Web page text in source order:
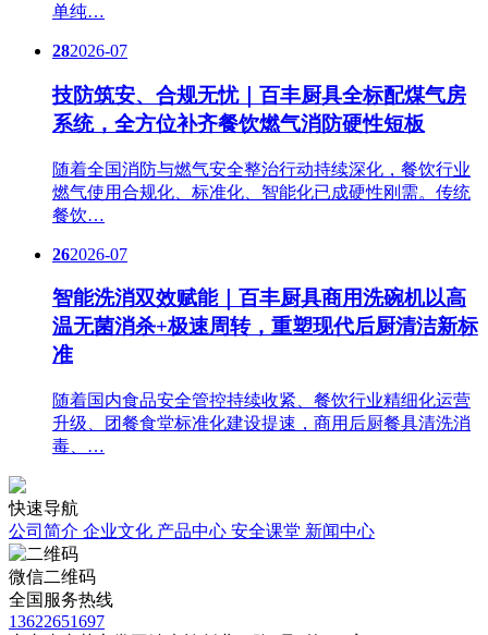
单纯…
282026-07
技防筑安、合规无忧｜百丰厨具全标配煤气房
系统，全方位补齐餐饮燃气消防硬性短板
随着全国消防与燃气安全整治行动持续深化，餐饮行业
燃气使用合规化、标准化、智能化已成硬性刚需。传统
餐饮…
262026-07
智能洗消双效赋能｜百丰厨具商用洗碗机以高
温无菌消杀+极速周转，重塑现代后厨清洁新标
准
随着国内食品安全管控持续收紧、餐饮行业精细化运营
升级、团餐食堂标准化建设提速，商用后厨餐具清洗消
毒、…
快速导航
公司简介 企业文化 产品中心 安全课堂 新闻中心
微信二维码
全国服务热线
13622651697